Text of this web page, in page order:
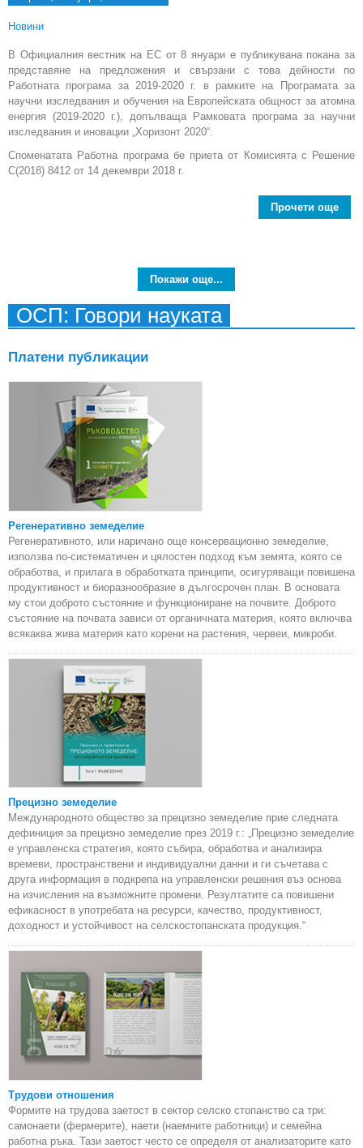
Новини
В Официалния вестник на ЕС от 8 януари е публикувана покана за
представяне на предложения и свързани с това дейности по
Работната програма за 2019-2020 г. в рамките на Програмата за
научни изследвания и обучения на Европейската общност за атомна
енергия (2019-2020 г.), допълваща Рамковата програма за научни
изследвания и иновации „Хоризонт 2020“.
Споменатата Работна програма бе приета от Комисията с Решение
C(2018) 8412 от 14 декември 2018 г.
Прочети още
Покажи още...
ОСП: Говори науката
Платени публикации
Регенеративно земеделие
Регенеративното, или наричано още консервационно земеделие,
използва по-систематичен и цялостен подход към земята, която се
обработва, и прилага в обработката принципи, осигуряващи повишена
продуктивност и биоразнообразие в дългосрочен план. В основата
му стои доброто състояние и функциониране на почвите. Доброто
състояние на почвата зависи от органичната материя, която включва
всякаква жива материя като корени на растения, червеи, микроби.
Прецизно земеделие
Международното общество за прецизно земеделие прие следната
дефиниция за прецизно земеделие през 2019 г.: „Прецизно земеделие
е управленска стратегия, която събира, обработва и анализира
времеви, пространствени и индивидуални данни и ги съчетава с
друга информация в подкрепа на управленски решения въз основа
на изчисления на възможните промени. Резултатите са повишени
ефикасност в употребата на ресурси, качество, продуктивност,
доходност и устойчивост на селскостопанската продукция.“
Трудови отношения
Формите на трудова заетост в сектор селско стопанство са три:
самонаети (фермерите), наети (наемните работници) и семейна
работна ръка. Тази заетост често се определя от анализаторите като